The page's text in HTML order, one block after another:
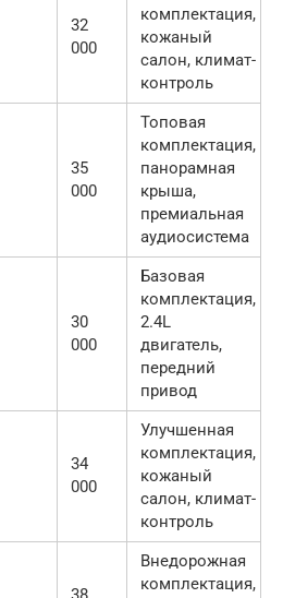
32
000
комплектация,
кожаный
салон, климат-
контроль
35
000
Топовая
комплектация,
панорамная
крыша,
премиальная
аудиосистема
30
000
Базовая
комплектация,
2.4L
двигатель,
передний
привод
34
000
Улучшенная
комплектация,
кожаный
салон, климат-
контроль
Внедорожная
комплектация,